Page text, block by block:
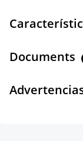
Documents